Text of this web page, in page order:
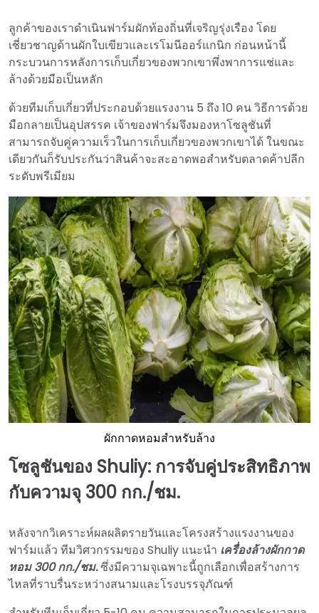
ลูกค้าของเราดำเนินฟาร์มผักท้องถิ่นที่เจริญรุ่งเรือง โดย
เชี่ยวชาญด้านผักใบเขียวและเรโมนีออร์แกนิก ก่อนหน้านี้
กระบวนการหลังการเก็บเกี่ยวของพวกเขาพึ่งพาการแช่และ
ล้างด้วยมือเป็นหลัก
ด้วยทีมเก็บเกี่ยวที่ประกอบด้วยแรงงาน 5 ถึง 10 คน วิธีการด้วย
มือกลายเป็นอุปสรรค เจ้าของฟาร์มจึงมองหาโซลูชันที่
สามารถจับคู่ความเร็วในการเก็บเกี่ยวของพวกเขาได้ ในขณะ
เดียวกันก็รับประกันว่าสินค้าจะสะอาดพอสำหรับตลาดค้าปลีก
ระดับพรีเมียม
ผักกาดหอมสำหรับล้าง
โซลูชันของ Shuliy: การจับคู่ประสิทธิภาพ
กับความจุ 300 กก./ชม.
หลังจากวิเคราะห์ผลผลิตรายวันและโครงสร้างแรงงานของ
ฟาร์มแล้ว ทีมวิศวกรรมของ Shuliy แนะนำ เครื่องล้างผักกาด
หอม 300 กก./ชม.ซึ่งมีความจุเฉพาะนี้ถูกเลือกเพื่อสร้างการ
ไหลที่ราบรื่นระหว่างสนามและโรงบรรจุภัณฑ์